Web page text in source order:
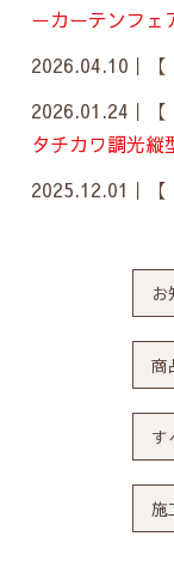
ーカーテンフェ
2026.04.10｜
2026.01.24｜
タチカワ調光
2025.12.01｜
お
商
す
施